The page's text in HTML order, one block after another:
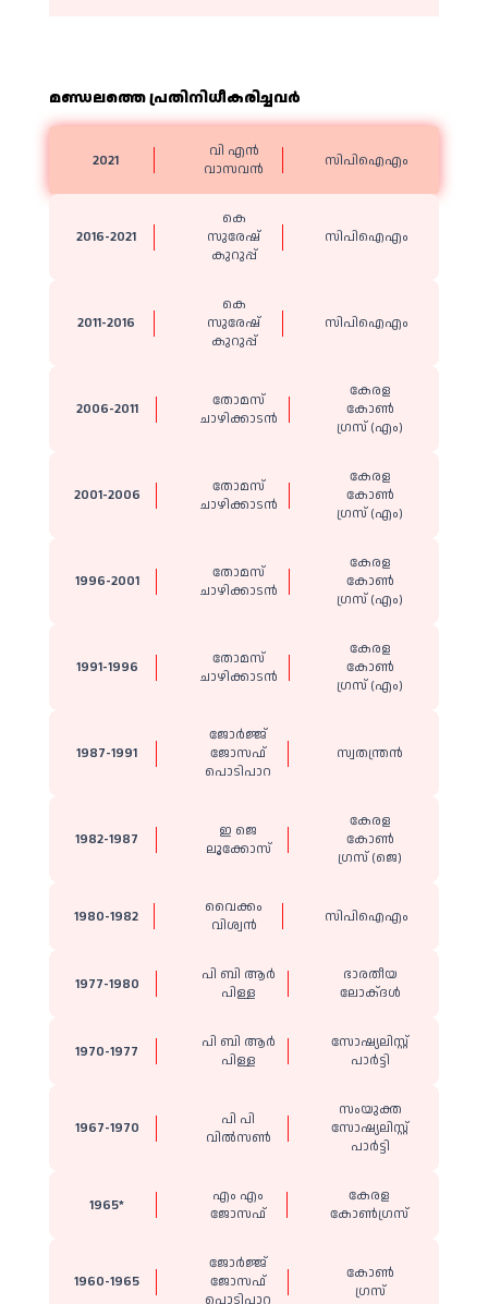
മണ്ഡലത്തെ പ്രതിനിധീകരിച്ചവര്‍
2021
വി എൻ
വാസവൻ
സിപിഐഎം
2016-2021
കെ
സുരേഷ്
കുറുപ്പ്
സിപിഐഎം
2011-2016
കെ
സുരേഷ്
കുറുപ്പ്
സിപിഐഎം
2006-2011
തോമസ്
ചാഴിക്കാടൻ
കേരള
കോൺ​
ഗ്രസ് (എം)
2001-2006
തോമസ്
ചാഴിക്കാടൻ
കേരള
കോൺ​
ഗ്രസ് (എം)
1996-2001
തോമസ്
ചാഴിക്കാടൻ
കേരള
കോൺ​
ഗ്രസ് (എം)
1991-1996
തോമസ്
ചാഴിക്കാടൻ
കേരള
കോൺ​
ഗ്രസ് (എം)
1987-1991
ജോർജ്ജ്
ജോസഫ്
പൊടിപാറ
സ്വതന്ത്രൻ
1982-1987
ഇ ജെ
ലൂക്കോസ്
കേരള
കോൺ​
ഗ്രസ് (ജെ)
1980-1982
വൈക്കം
വിശ്വൻ
സിപിഐഎം
1977-1980
പി ബി ആർ
പിള്ള
ഭാരതീയ
ലോക്ദൾ
1970-1977
പി ബി ആർ
പിള്ള
സോഷ്യലിസ്റ്റ്
പാർട്ടി
1967-1970
പി പി
വിൽസൺ
സംയുക്ത
സോഷ്യലിസ്റ്റ്
പാ‍ർട്ടി
1965*
എം എം
ജോസഫ്
കേരള
കോണ്‍ഗ്രസ്
1960-1965
ജോർജ്ജ്
ജോസഫ്
കോൺ​
ഗ്രസ്